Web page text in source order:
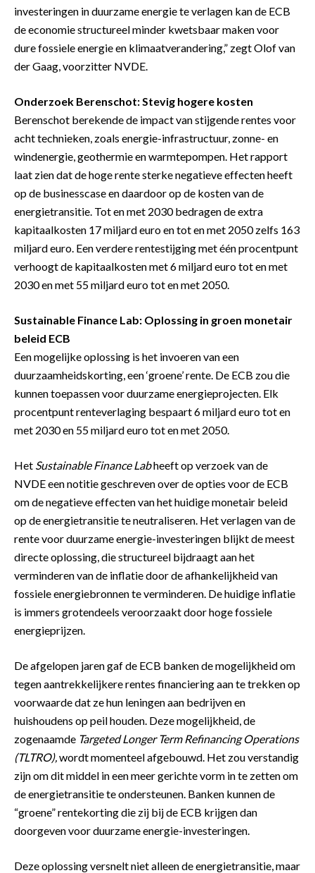
investeringen in duurzame energie te verlagen kan de ECB
de economie structureel minder kwetsbaar maken voor
dure fossiele energie en klimaatverandering,” zegt Olof van
der Gaag, voorzitter NVDE.
Onderzoek Berenschot: Stevig hogere kosten
Berenschot berekende de impact van stijgende rentes voor
acht technieken, zoals energie-infrastructuur, zonne- en
windenergie, geothermie en warmtepompen. Het rapport
laat zien dat de hoge rente sterke negatieve effecten heeft
op de businesscase en daardoor op de kosten van de
energietransitie. Tot en met 2030 bedragen de extra
kapitaalkosten 17 miljard euro en tot en met 2050 zelfs 163
miljard euro. Een verdere rentestijging met één procentpunt
verhoogt de kapitaalkosten met 6 miljard euro tot en met
2030 en met 55 miljard euro tot en met 2050.
Sustainable Finance Lab: Oplossing in groen monetair
beleid ECB
Een mogelijke oplossing is het invoeren van een
duurzaamheidskorting, een ‘groene’ rente. De ECB zou die
kunnen toepassen voor duurzame energieprojecten. Elk
procentpunt renteverlaging bespaart 6 miljard euro tot en
met 2030 en 55 miljard euro tot en met 2050.
Het Sustainable Finance Labheeft op verzoek van de
NVDE een notitie geschreven over de opties voor de ECB
om de negatieve effecten van het huidige monetair beleid
op de energietransitie te neutraliseren. Het verlagen van de
rente voor duurzame energie-investeringen blijkt de meest
directe oplossing, die structureel bijdraagt aan het
verminderen van de inflatie door de afhankelijkheid van
fossiele energiebronnen te verminderen. De huidige inflatie
is immers grotendeels veroorzaakt door hoge fossiele
energieprijzen.
De afgelopen jaren gaf de ECB banken de mogelijkheid om
tegen aantrekkelijkere rentes financiering aan te trekken op
voorwaarde dat ze hun leningen aan bedrijven en
huishoudens op peil houden. Deze mogelijkheid, de
zogenaamde Targeted Longer Term Refinancing Operations
(TLTRO),wordt momenteel afgebouwd. Het zou verstandig
zijn om dit middel in een meer gerichte vorm in te zetten om
de energietransitie te ondersteunen. Banken kunnen de
“groene” rentekorting die zij bij de ECB krijgen dan
doorgeven voor duurzame energie-investeringen.
Deze oplossing versnelt niet alleen de energietransitie, maar